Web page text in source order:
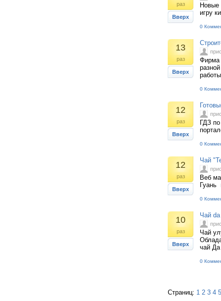
раз
Вверх
Новые
игру
0
13
раз
Вверх
Фирма
0
12
раз
Вверх
ГДЗ
0
12
раз
Вверх
Чай
Веб
Гуань
0
10
раз
Вверх
Чай
Чай
чай Да
0
Страниц: 1 2 3 4 5